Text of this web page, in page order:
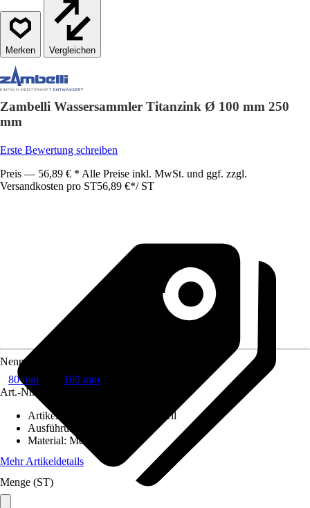
Vergleichen
Zambelli Wassersammler Titanzink Ø 100 mm 250
mm
Erste Bewertung schreiben
Preis — 56,89 € * Alle Preise inkl. MwSt. und ggf. zzgl.
Versandkosten pro ST56,89 €*/ ST
Nennweite
80 mm
100 mm
Art.-Nr.
Artikeltyp
Ablauf, Rohr, Formteil
Ausführung
Material: Metall
Mehr Artikeldetails
Menge (ST)